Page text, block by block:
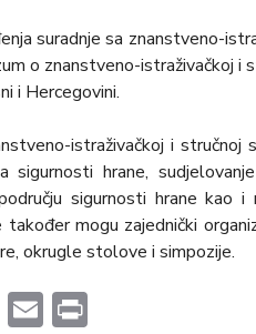
suradnje sa znanstveno-
o znanstveno-istraživačkoj i
i Hercegovini.
istraživačkoj i stručnoj
sigurnosti hrane,
sigurnosti hrane kao
mogu zajednički
okrugle stolove i simpozije.
LinkedIn
Email